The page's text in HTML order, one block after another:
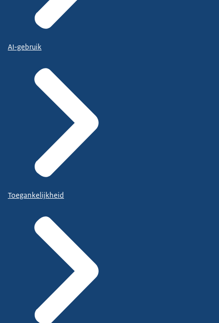
AI-gebruik
Toegankelijkheid